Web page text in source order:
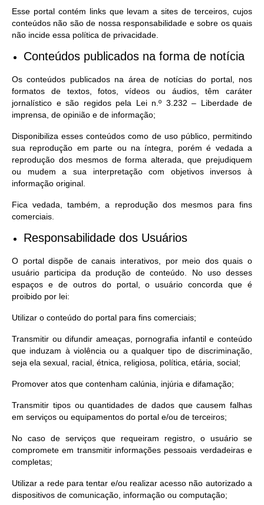
Esse portal contém links que levam a sites de terceiros, cujos
conteúdos não são de nossa responsabilidade e sobre os quais
não incide essa política de privacidade.
Conteúdos publicados na forma de notícia
Os conteúdos publicados na área de notícias do portal, nos
formatos de textos, fotos, vídeos ou áudios, têm caráter
jornalístico e são regidos pela Lei n.º 3.232 – Liberdade de
imprensa, de opinião e de informação;
Disponibiliza esses conteúdos como de uso público, permitindo
sua reprodução em parte ou na íntegra, porém é vedada a
reprodução dos mesmos de forma alterada, que prejudiquem
ou mudem a sua interpretação com objetivos inversos à
informação original.
Fica vedada, também, a reprodução dos mesmos para fins
comerciais.
Responsabilidade dos Usuários
O portal dispõe de canais interativos, por meio dos quais o
usuário participa da produção de conteúdo. No uso desses
espaços e de outros do portal, o usuário concorda que é
proibido por lei:
Utilizar o conteúdo do portal para fins comerciais;
Transmitir ou difundir ameaças, pornografia infantil e conteúdo
que induzam à violência ou a qualquer tipo de discriminação,
seja ela sexual, racial, étnica, religiosa, política, etária, social;
Promover atos que contenham calúnia, injúria e difamação;
Transmitir tipos ou quantidades de dados que causem falhas
em serviços ou equipamentos do portal e/ou de terceiros;
No caso de serviços que requeiram registro, o usuário se
compromete em transmitir informações pessoais verdadeiras e
completas;
Utilizar a rede para tentar e/ou realizar acesso não autorizado a
dispositivos de comunicação, informação ou computação;